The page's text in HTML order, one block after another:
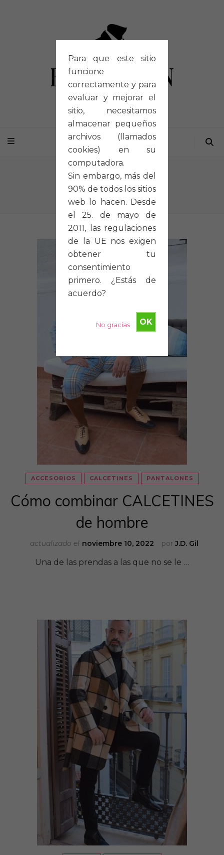
Para que este sitio
funcione
correctamente y para
evaluar y mejorar el
sitio, necesitamos
almacenar pequeños
archivos (llamados
cookies) en su
computadora.
Sin embargo, más del
90% de todos los sitios
web lo hacen. Desde
el 25. de mayo de
2011, las regulaciones
de la UE nos exigen
obtener tu
consentimiento
primero. ¿Estás de
acuerdo?
OK
No gracias
Autor:J.D. Gil
ACCESORIOS CALCETINES PANTALONES
Cómo combinar CALCETINES
de hombre
porJ.D. Gil
actualizado el noviembre 10, 2022
Una de las prendas a las que no se le …